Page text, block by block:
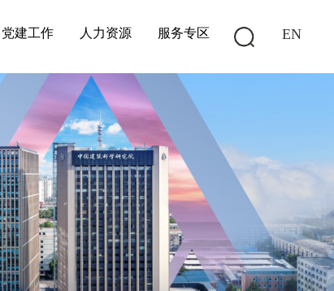
党建工作 人力资源 服务专区 EN